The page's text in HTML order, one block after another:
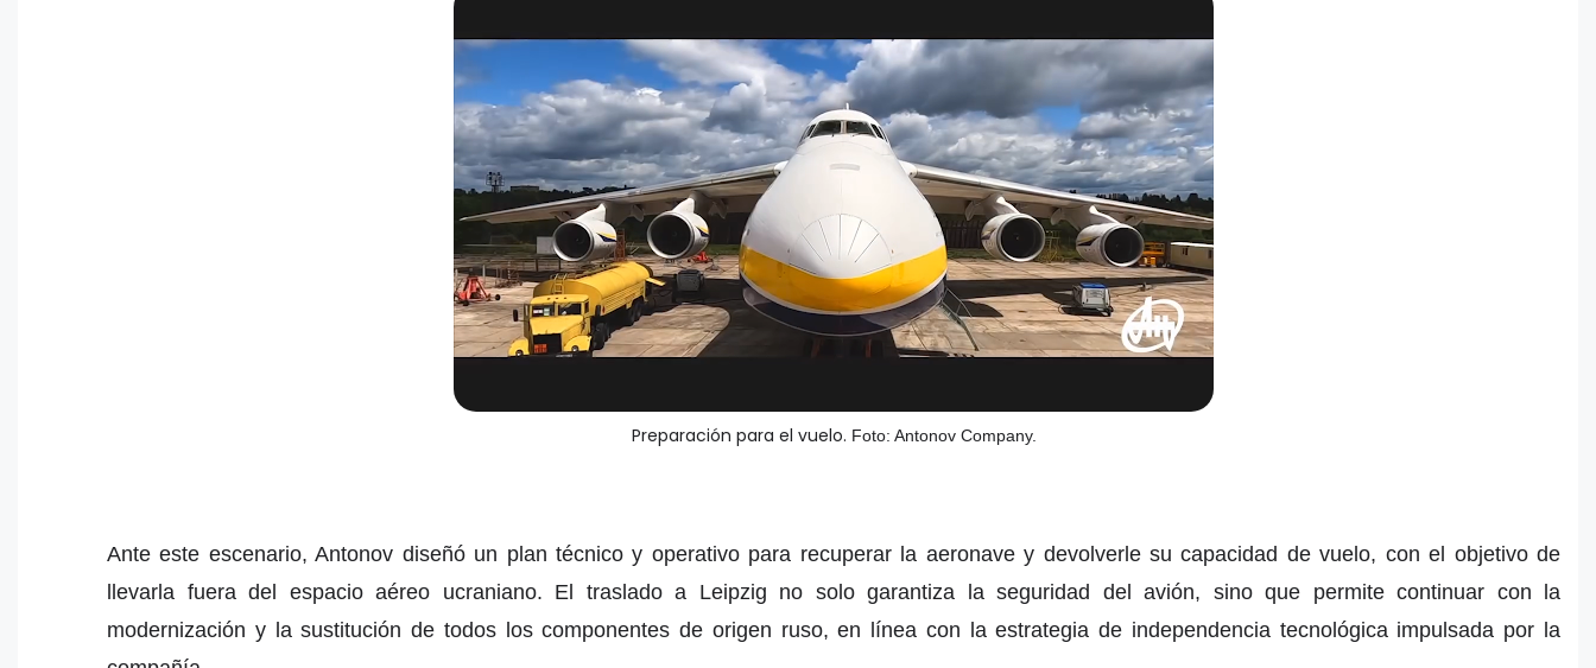
Preparación para el vuelo. Foto: Antonov Company.
Ante este escenario, Antonov diseñó un plan técnico y operativo para recuperar la aeronave y devolverle su capacidad de vuelo, con el objetivo de
llevarla fuera del espacio aéreo ucraniano. El traslado a Leipzig no solo garantiza la seguridad del avión, sino que permite continuar con la
modernización y la sustitución de todos los componentes de origen ruso, en línea con la estrategia de independencia tecnológica impulsada por la